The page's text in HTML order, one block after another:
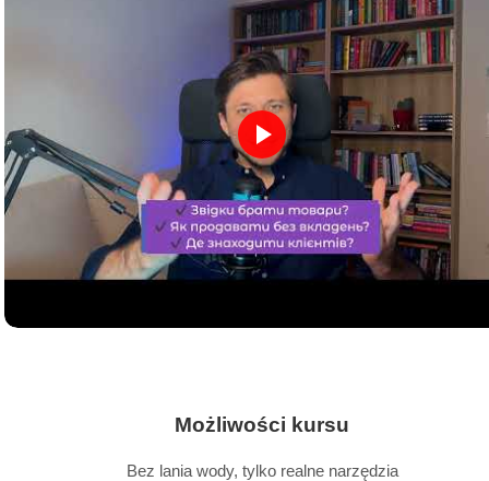
Możliwości kursu
Bez lania wody, tylko realne narzędzia